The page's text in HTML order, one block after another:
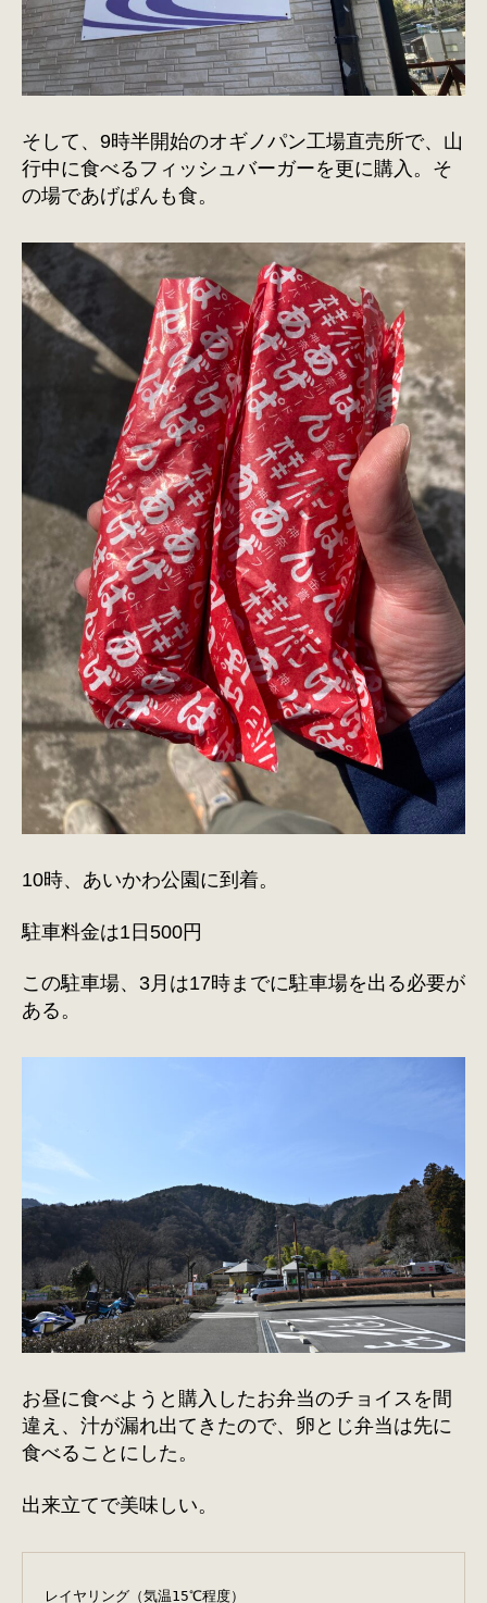
そして、9時半開始のオギノパン工場直売所で、山
行中に食べるフィッシュバーガーを更に購入。そ
の場であげぱんも食。
10時、あいかわ公園に到着。
駐車料金は1日500円
この駐車場、3月は17時までに駐車場を出る必要が
ある。
お昼に食べようと購入したお弁当のチョイスを間
違え、汁が漏れ出てきたので、卵とじ弁当は先に
食べることにした。
出来立てで美味しい。
レイヤリング（気温15℃程度）